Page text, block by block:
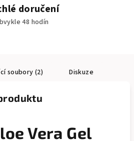
doručení
48 hodín
soubory (2) Diskuze
Vera Gel